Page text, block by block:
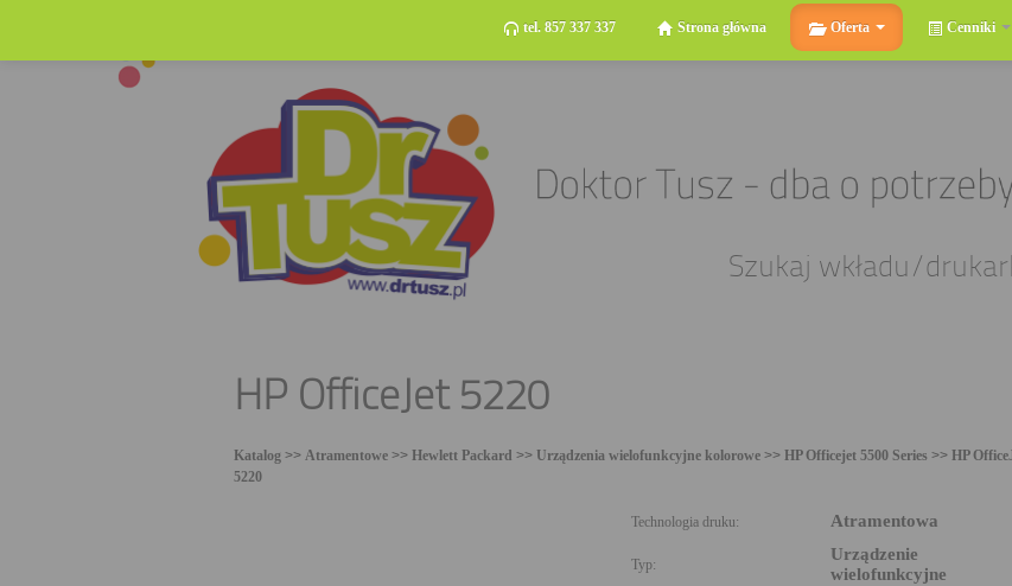
tel. 857 337 337 Strona główna Oferta Cenniki
Szukaj wkładu/
HP OfficeJet 5220
Katalog >> Atramentowe >> Hewlett Packard >> Urządzenia wielofunkcyjne kolorowe >> HP Officejet 5500 Series >> HP
5220
Technologia druku: Atramentowa
Typ:
Urządzenie
wielofunkcyjne